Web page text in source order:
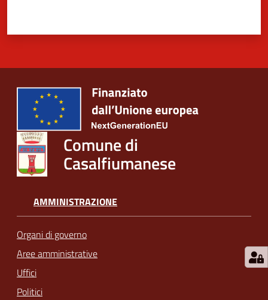
Comune di
Casalfiumanese
AMMINISTRAZIONE
Organi di governo
Aree amministrative
Uffici
Politici